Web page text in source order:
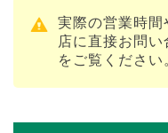
実際の営業時間
店に直接お問い
をご覧ください